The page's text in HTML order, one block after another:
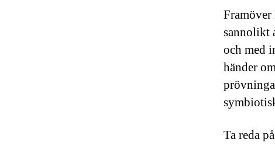
Framöver
sannolikt
och med
händer
Ta reda